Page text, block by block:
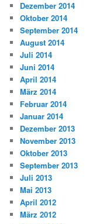
Dezember 2014
Oktober 2014
September 2014
August 2014
Juli 2014
Juni 2014
April 2014
März 2014
Februar 2014
Januar 2014
Dezember 2013
November 2013
Oktober 2013
September 2013
Juli 2013
Mai 2013
April 2012
März 2012